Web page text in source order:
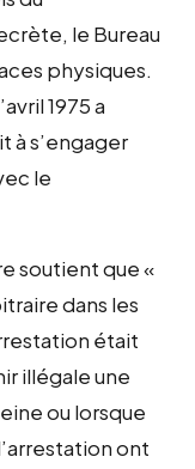
le Bureau
physiques.
1975 a
à s’engager
le
soutient que «
dans les
était
illégale une
ou lorsque
ont